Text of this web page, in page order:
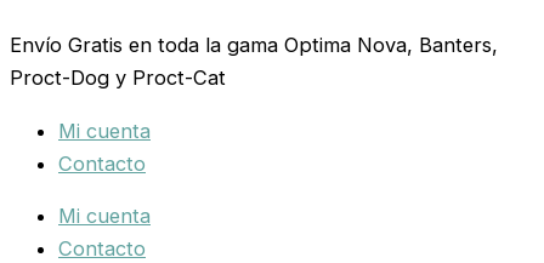
al
contenido
Envío Gratis en toda la gama Optima Nova, Banters,
Proct-Dog y Proct-Cat
Mi cuenta
Contacto
Mi cuenta
Contacto
...
VINTAGE
20X350-
500
cantidad